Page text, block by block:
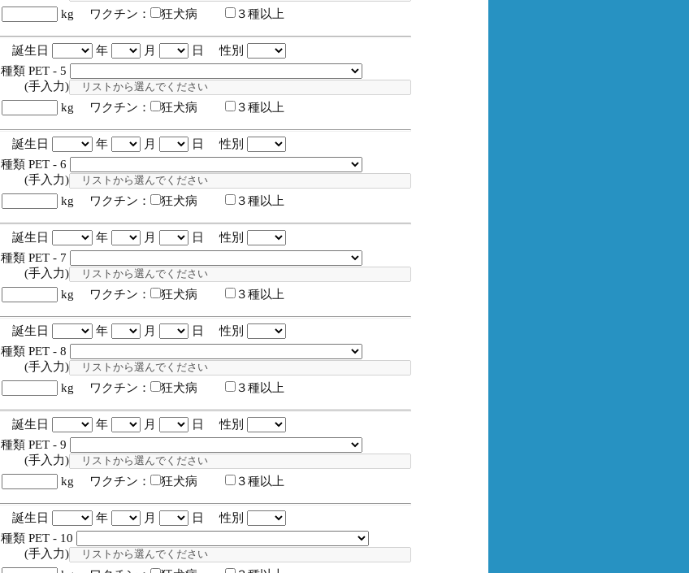
kg ワクチン： 狂犬病 ３種以上
誕生日 年 月
日 性別
類 PET - 5
)
kg ワクチン： 狂犬病 ３種以上
誕生日 年 月
日 性別
類 PET - 6
)
kg ワクチン： 狂犬病 ３種以上
誕生日 年 月
日 性別
類 PET - 7
)
kg ワクチン： 狂犬病 ３種以上
誕生日 年 月
日 性別
類 PET - 8
)
kg ワクチン： 狂犬病 ３種以上
誕生日 年 月
日 性別
類 PET - 9
)
kg ワクチン： 狂犬病 ３種以上
誕生日 年 月
日 性別
類 PET - 10
)